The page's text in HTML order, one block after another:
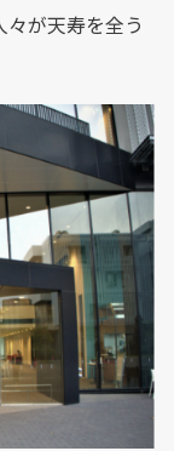
が天寿を全う